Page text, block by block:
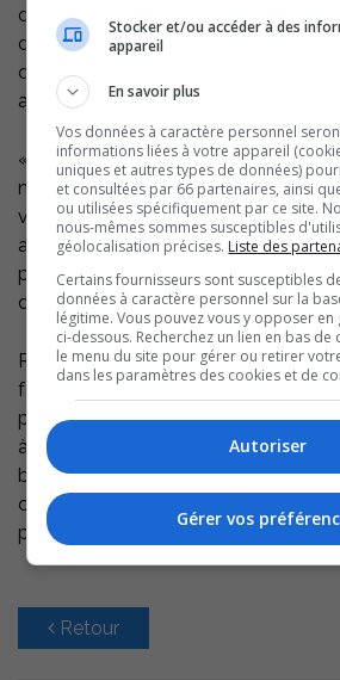
des membres du conseil
de la halte-garderie, des employés
que des membres du comité
aux puces les Trésors de Taquine.
« Nous sommes privilégiées de
nous ces bénévoles. Ce sont des
viennent soutenir les familles de la
ainsi que l’équipe du Carrefour
présence fait une différence! »
directrice générale.
Rappelons que la mission du
famille est de soutenir le
parental et d’accompagner les
à l’adolescence. Les
bénévolat auprès de
contacter Mme Dominique
poste 21.
Retour
Stocker et/ou accéder à des
appareil
En savoir plus
Vos données à caractère personnel
informations liées à votre appareil
uniques et autres types de données)
et consultées par 66 partenaires, ainsi
ou utilisées spécifiquement par ce site.
nous-mêmes sommes susceptibles
géolocalisation précises. Liste des
Certains fournisseurs sont susceptibles
données à caractère personnel sur la
légitime. Vous pouvez vous y opposer
ci-dessous. Recherchez un lien en bas
le menu du site pour gérer ou retirer
dans les paramètres des cookies et de
Autoriser
Gérer vos